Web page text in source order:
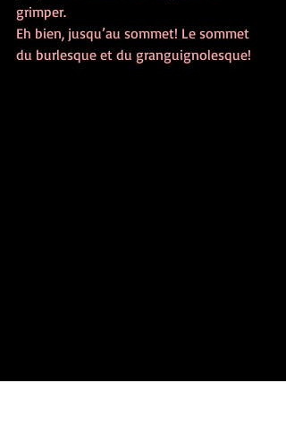
grimper.
Eh bien, jusqu’au sommet ! Le sommet
du burlesque et du granguignolesque !